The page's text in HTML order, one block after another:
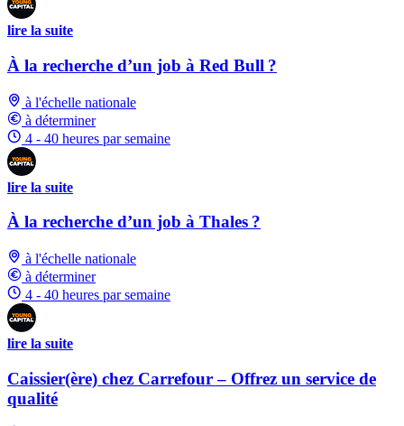
lire la suite
À la recherche d’un job à Red Bull ?
à l'échelle nationale
à déterminer
4 - 40 heures par semaine
lire la suite
À la recherche d’un job à Thales ?
à l'échelle nationale
à déterminer
4 - 40 heures par semaine
lire la suite
Caissier(ère) chez Carrefour – Offrez un service de
qualité